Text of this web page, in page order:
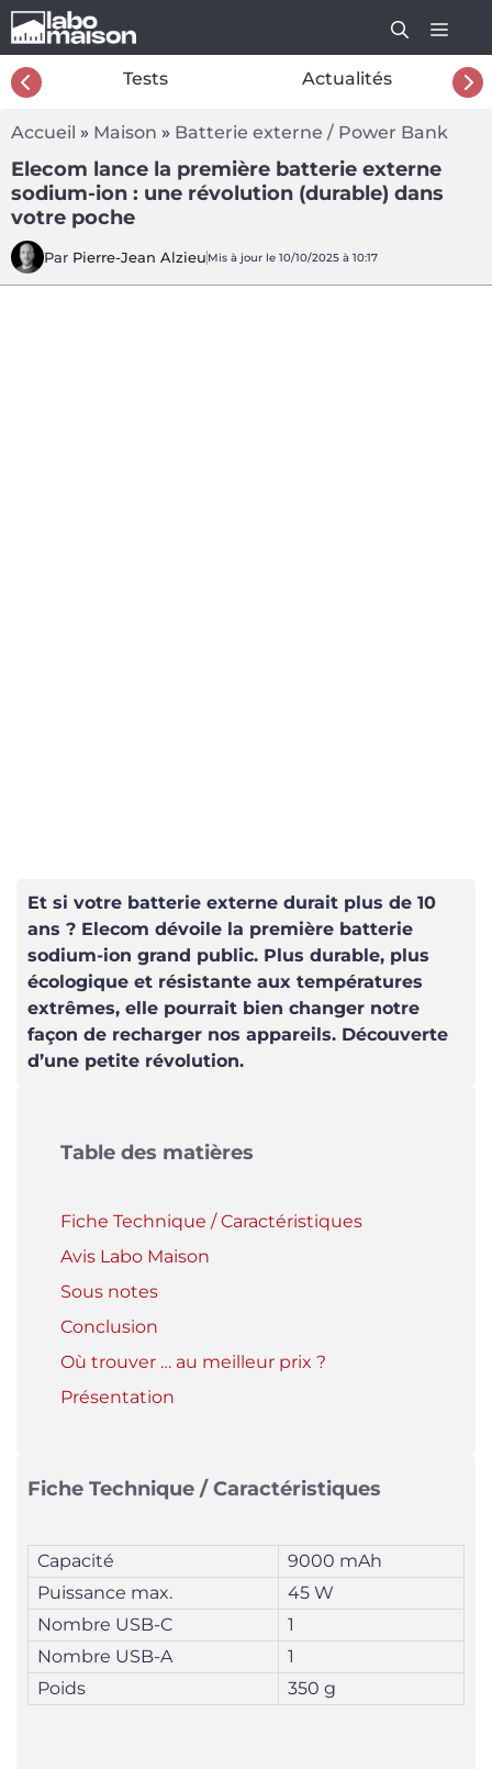
Aller
au
contenu
Tests Actualités
Accueil » Maison » Batterie externe / Power Bank
Elecom lance la première batterie externe
sodium-ion : une révolution (durable) dans
votre poche
Par Pierre-Jean Alzieu Mis à jour le 10/10/2025 à 10:17
Et si votre batterie externe durait plus de 10
ans ? Elecom dévoile la première batterie
sodium-ion grand public. Plus durable, plus
écologique et résistante aux températures
extrêmes, elle pourrait bien changer notre
façon de recharger nos appareils. Découverte
d’une petite révolution.
Table des matières
Fiche Technique / Caractéristiques
Avis Labo Maison
Sous notes
Conclusion
Où trouver … au meilleur prix ?
Présentation
Fiche Technique / Caractéristiques
Capacité
9000 mAh
Puissance max.
45 W
Nombre USB-C
1
Nombre USB-A
1
Poids
350 g